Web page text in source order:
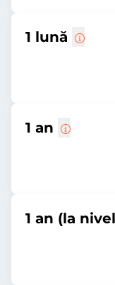
1 lună
1 an
1 an (la